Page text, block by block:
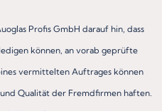
Profis GmbH darauf hin, dass
können, an vorab geprüfte
vermittelten Auftrages können
Qualität der Fremdfirmen haften.